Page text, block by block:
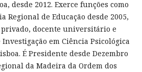
desde 2012. Exerce funções como
Regional de Educação desde 2005,
docente universitário e
em Ciência Psicológica
É Presidente desde Dezembro
da Madeira da Ordem dos